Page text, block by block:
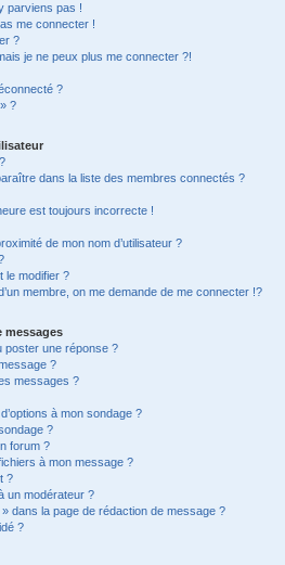
parviens pas !
me connecter !
?
je ne peux plus me connecter ?!
?
?
dans la liste des membres connectés ?
est toujours incorrecte !
de mon nom d’utilisateur ?
le modifier ?
membre, on me demande de me connecter !?
messages
poster une réponse ?
?
messages ?
à mon sondage ?
?
forum ?
à mon message ?
?
un modérateur ?
dans la page de rédaction de message ?
?